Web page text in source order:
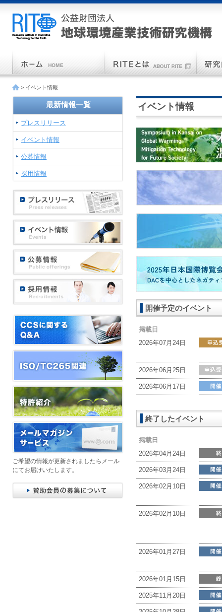
> イベント情報
イベント情報
開催予定のイベント
掲載日
2026年07月24日
2026年06月25日
2026年06月17日
終了したイベント
掲載日
2026年04月24日
2026年03月24日
2026年02月10日
2026年02月10日
2026年01月27日
2026年01月15日
2025年11月20日
最新情報一覧
プレスリリース
イベント情報
公募情報
採用情報
ご希望の情報が更新されましたらメール
にてお届けいたします。